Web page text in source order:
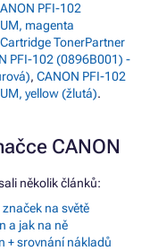
PFI-102
magenta
TonerPartner
PFI-102 (0896B001) -
, CANON PFI-102
yellow (žlutá).
CANON
několik článků:
na světě
a jak na ně
+ srovnání nákladů